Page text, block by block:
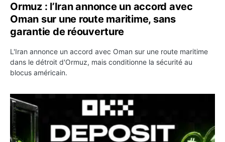
Ormuz : l’Iran annonce un accord avec
Oman sur une route maritime, sans
garantie de réouverture
L'Iran annonce un accord avec Oman sur une route maritime
dans le détroit d'Ormuz, mais conditionne la sécurité au
blocus américain.
OKX relance une campagne Deposit Bonus : jusqu’à 5